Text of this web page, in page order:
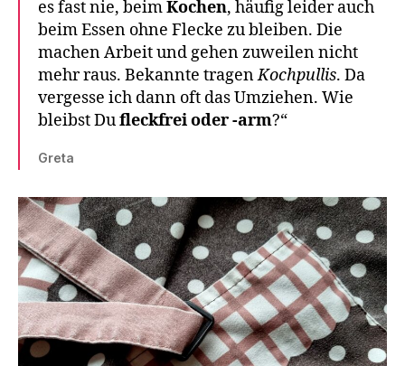
es fast nie, beimKochen, häufig leider auch
beim Essen ohne Flecke zu bleiben. Die
machen Arbeit und gehen zuweilen nicht
mehr raus. Bekannte tragenKochpullis. Da
vergesse ich dann oft das Umziehen. Wie
bleibst Dufleckfrei oder -arm?“
Greta